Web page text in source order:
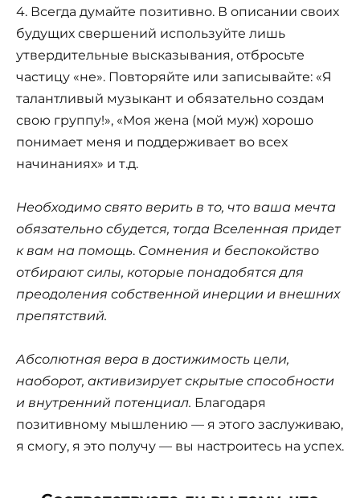
4. Всегда думайте позитивно. В описании своих
будущих свершений используйте лишь
утвердительные высказывания, отбросьте
частицу «не». Повторяйте или записывайте: «Я
талантливый музыкант и обязательно создам
свою группу!», «Моя жена (мой муж) хорошо
понимает меня и поддерживает во всех
начинаниях» и т.д.
Необходимо свято верить в то, что ваша мечта
обязательно сбудется, тогда Вселенная придет
к вам на помощь. Сомнения и беспокойство
отбирают силы, которые понадобятся для
преодоления собственной инерции и внешних
препятствий.
Абсолютная вера в достижимость цели,
наоборот, активизирует скрытые способности
и внутренний потенциал. Благодаря
позитивному мышлению — я этого заслуживаю,
я смогу, я это получу — вы настроитесь на успех.